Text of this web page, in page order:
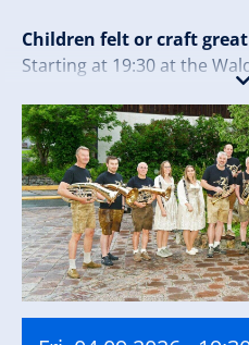
Children felt or craft
Starting at 19:30 at the